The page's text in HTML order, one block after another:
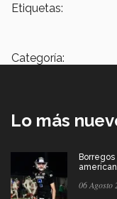
Etiquetas:
Categoría:
Lo más
06 Agosto